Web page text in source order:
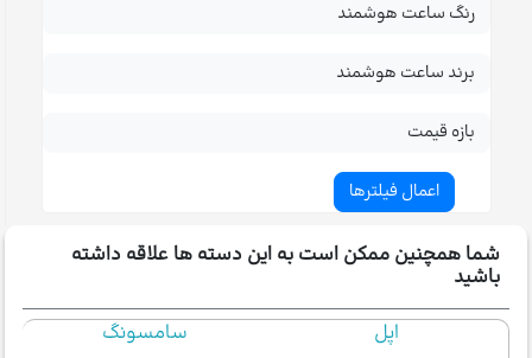
رنگ ساعت هوشمند
برند ساعت هوشمند
بازه قیمت
شما همچنین ممکن است به این دسته ها علاقه داشته
باشید
اپل
سامسونگ